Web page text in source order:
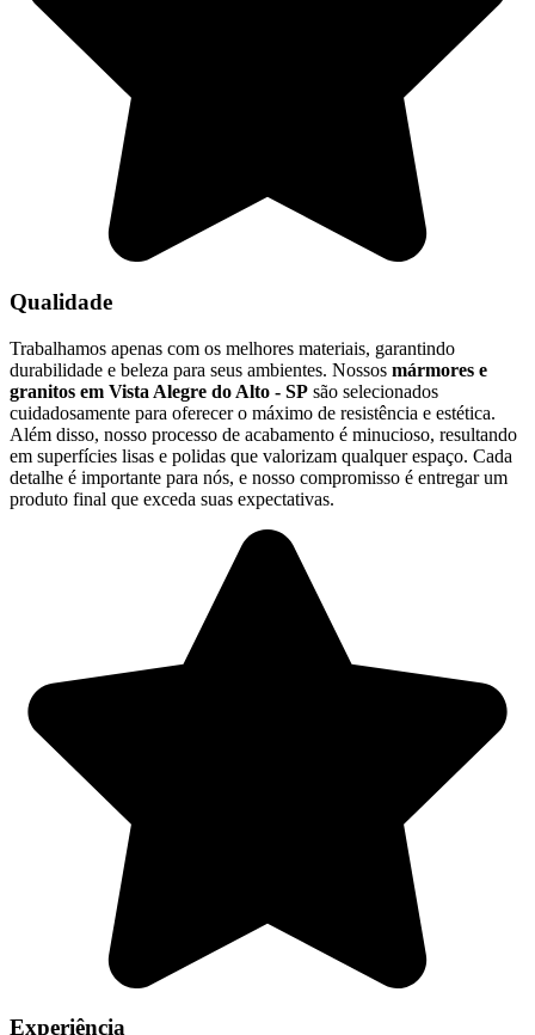
Qualidade
Trabalhamos apenas com os melhores materiais, garantindo
durabilidade e beleza para seus ambientes. Nossos mármores e
granitos em Vista Alegre do Alto - SP são selecionados
cuidadosamente para oferecer o máximo de resistência e estética.
Além disso, nosso processo de acabamento é minucioso, resultando
em superfícies lisas e polidas que valorizam qualquer espaço. Cada
detalhe é importante para nós, e nosso compromisso é entregar um
produto final que exceda suas expectativas.
Experiência